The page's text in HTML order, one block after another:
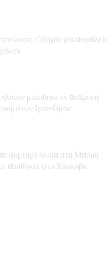
Οδηγός για ασφαλείς
μειώθηκε εν αναμονή
Ιράν-Ομάν
φορτηγά πλοία στη Μαύρη
αποθήκες στο Χάρκοβο